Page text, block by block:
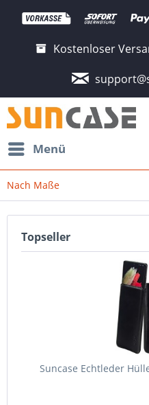
Kostenloser
Menü
Nach Maße
Topseller
Suncase Echtleder